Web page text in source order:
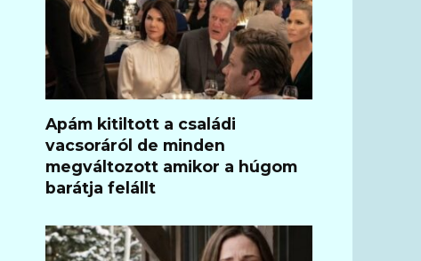
Apám kitiltott a családi
vacsoráról de minden
megváltozott amikor a húgom
barátja felállt